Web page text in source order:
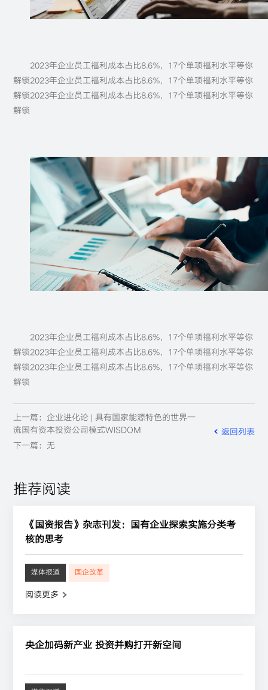
2023年企业员工福利成本占比8.6%，17个单项福利水平等你
解锁2023年企业员工福利成本占比8.6%，17个单项福利水平等你
解锁2023年企业员工福利成本占比8.6%，17个单项福利水平等你
解锁
2023年企业员工福利成本占比8.6%，17个单项福利水平等你
解锁2023年企业员工福利成本占比8.6%，17个单项福利水平等你
解锁2023年企业员工福利成本占比8.6%，17个单项福利水平等你
解锁
上一篇：企业进化论 | 具有国家能源特色的世界一
流国有资本投资公司模式WISDOM
下一篇：无
返回列表
推荐阅读
《国资报告》杂志刊发：国有企业探索实施分类考
核的思考
媒体报道 国企改革
阅读更多
央企加码新产业 投资并购打开新空间